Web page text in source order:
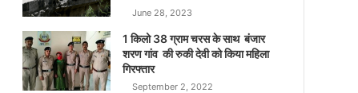
June 28, 2023
1 किलो 38 ग्राम चरस के साथ बंजार
शरण गांव की रुकी देवी को किया महिला
गिरफ्तार
September 2, 2022